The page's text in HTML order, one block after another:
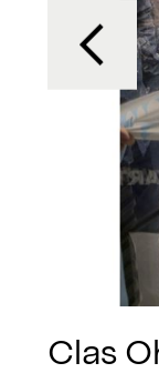
Clas